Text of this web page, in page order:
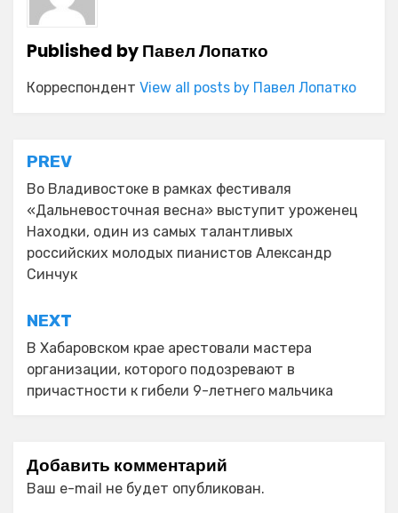
Published byПавел Лопатко
Корреспондент View all posts by Павел Лопатко
Навигация
по
записям
PREV
Во Владивостоке в рамках фестиваля
«Дальневосточная весна» выступит уроженец
Находки, один из самых талантливых
российских молодых пианистов Александр
Синчук
NEXT
В Хабаровском крае арестовали мастера
организации, которого подозревают в
причастности к гибели 9-летнего мальчика
Добавить комментарий
Ваш e-mail не будет опубликован.